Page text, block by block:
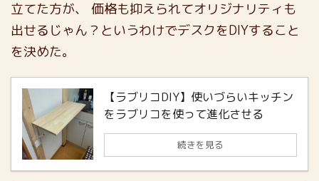
立てた方が、
価格も抑えられてオリジナリティも
出せるじゃん？というわけでデスクをDIYすること
を決めた。
【ラブリコDIY】使いづらいキッチン
をラブリコを使って進化させる
続きを見る